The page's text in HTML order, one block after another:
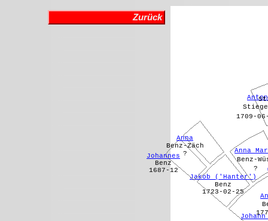
Zurück
Jakob ('Hanter')
Benz
1723-02-25
Johannes
Benz
1687-12
Anna
Benz-Zäch
?
Anna
Benz-
?
Anton
1709-